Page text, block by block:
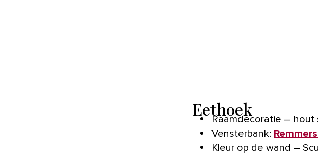
Eethoek
Raamdecoratie –
Vensterbank:
Kleur op de wand –